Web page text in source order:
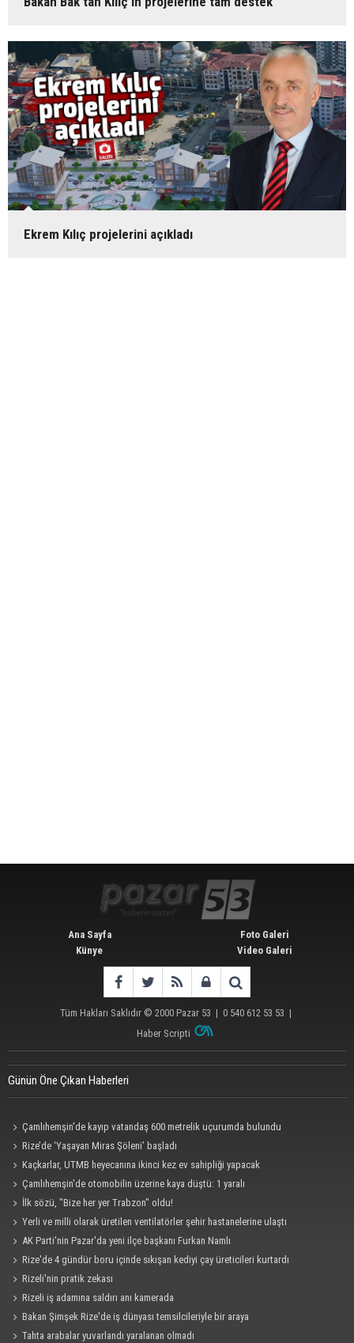
Ekrem Kılıç projelerini açıkladı
Ana Sayfa
Künye
Foto Galeri
Video Galeri
Tüm Hakları Saklıdır © 2000 Pazar 53 | 0 540 612 53 53 |
Haber Scripti
Günün Öne Çıkan Haberleri
Çamlıhemşin'de kayıp vatandaş 600 metrelik uçurumda bulundu
Rize’de ‘Yaşayan Miras Şöleni’ başladı
Kaçkarlar, UTMB heyecanına ikinci kez ev sahipliği yapacak
Çamlıhemşin'de otomobilin üzerine kaya düştü: 1 yaralı
İlk sözü, "Bize her yer Trabzon" oldu!
Yerli ve milli olarak üretilen ventilatörler şehir hastanelerine ulaştı
AK Parti'nin Pazar'da yeni ilçe başkanı Furkan Namlı
Rize'de 4 gündür boru içinde sıkışan kediyi çay üreticileri kurtardı
Rizeli'nin pratik zekası
Rizeli iş adamına saldırı anı kamerada
Bakan Şimşek Rize'de iş dünyası temsilcileriyle bir araya
Tahta arabalar yuvarlandı yaralanan olmadı